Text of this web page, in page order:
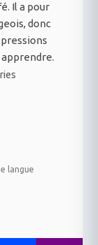
Il a pour
donc
langue